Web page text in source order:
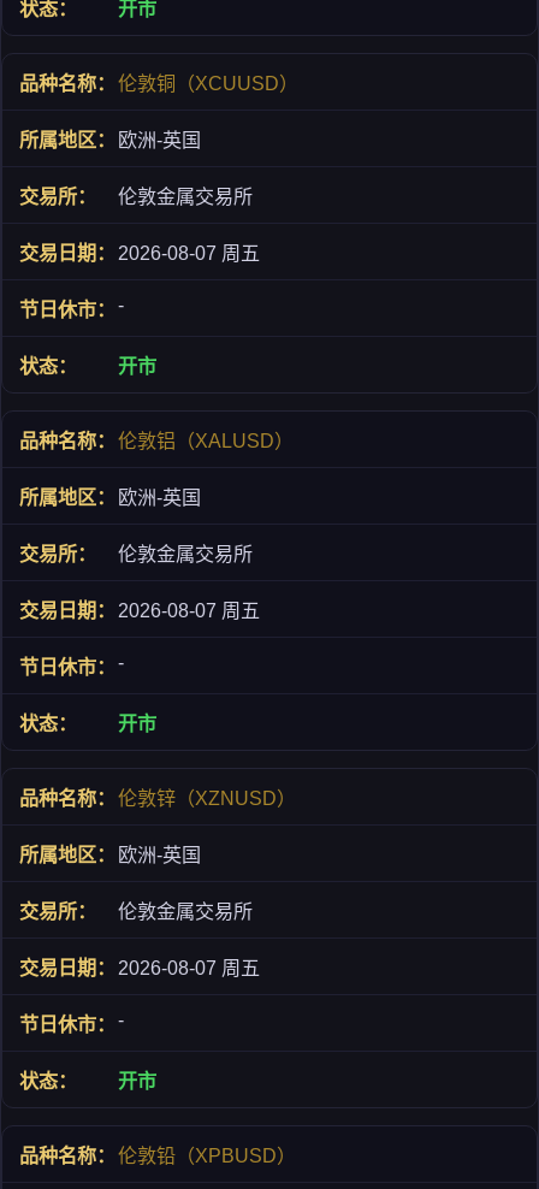
开市
伦敦铜（XCUUSD）
欧洲-英国
伦敦金属交易所
2026-08-07 周五
-
开市
伦敦铝（XALUSD）
欧洲-英国
伦敦金属交易所
2026-08-07 周五
-
开市
伦敦锌（XZNUSD）
欧洲-英国
伦敦金属交易所
2026-08-07 周五
-
开市
伦敦铅（XPBUSD）